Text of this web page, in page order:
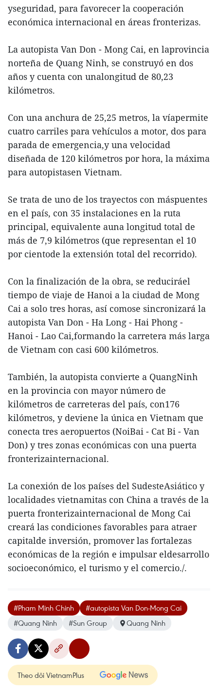
yseguridad, para favorecer la cooperación
económica internacional en áreas fronterizas.
La autopista Van Don - Mong Cai, en laprovincia
norteña de Quang Ninh, se construyó en dos
años y cuenta con unalongitud de 80,23
kilómetros.
Con una anchura de 25,25 metros, la víapermite
cuatro carriles para vehículos a motor, dos para
parada de emergencia,y una velocidad
diseñada de 120 kilómetros por hora, la máxima
para autopistasen Vietnam.
Se trata de uno de los trayectos con máspuentes
en el país, con 35 instalaciones en la ruta
principal, equivalente auna longitud total de
más de 7,9 kilómetros (que representan el 10
por cientode la extensión total del recorrido).
Con la finalización de la obra, se reduciráel
tiempo de viaje de Hanoi a la ciudad de Mong
Cai a solo tres horas, así comose sincronizará la
autopista Van Don - Ha Long - Hai Phong -
Hanoi - Lao Cai,formando la carretera más larga
de Vietnam con casi 600 kilómetros.
También, la autopista convierte a QuangNinh
en la provincia con mayor número de
kilómetros de carreteras del país, con176
kilómetros, y deviene la única en Vietnam que
conecta tres aeropuertos (NoiBai - Cat Bi - Van
Don) y tres zonas económicas con una puerta
fronterizainternacional.
La conexión de los países del SudesteAsiático y
localidades vietnamitas con China a través de la
puerta fronterizainternacional de Mong Cai
creará las condiciones favorables para atraer
capitalde inversión, promover las fortalezas
económicas de la región e impulsar eldesarrollo
socioeconómico, el turismo y el comercio./.
#Pham Minh Chinh
#autopista Van Don-Mong Cai
#Quang Ninh
#Sun Group Quang Ninh
Theo dõi VietnamPlus